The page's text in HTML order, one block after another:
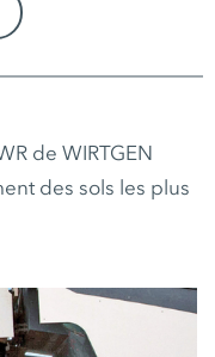
de WIRTGEN
des sols les plus